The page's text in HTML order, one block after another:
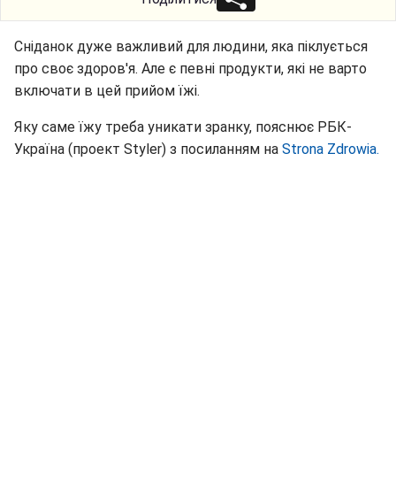
Сніданок дуже важливий для людини, яка піклується
про своє здоров'я. Але є певні продукти, які не варто
включати в цей прийом їжі.
Яку саме їжу треба уникати зранку, пояснює РБК-
Україна (проект Styler) з посиланням на Strona Zdrowia.